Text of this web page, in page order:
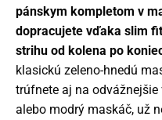
pánskym kompletom v
dopracujete vďaka slim
strihu od kolena po
klasickú zeleno-hnedú
trúfnete aj na
alebo modrý maskáč, už